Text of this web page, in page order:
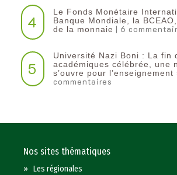
4
Le Fonds Monétaire
Banque Mondiale, la
de la monnaie | 6
5
Université Nazi Boni : La fin
académiques célébrée, une
s’ouvre pour
commentaires
Nos sites thématiques
»Les régionales